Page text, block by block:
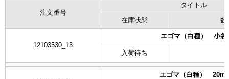
注文番号
タイトル
在庫状態
数
12103530_13
エゴマ（白種） 小袋
入荷待ち
エゴマ（白種） 20ml